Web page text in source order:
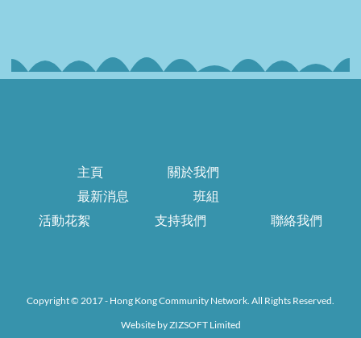
主頁
關於我們
最新消息
班組
活動花絮
支持我們 聯絡我們
Copyright © 2017 - Hong Kong Community Network. All Rights Reserved.
Website byZIZSOFT Limited